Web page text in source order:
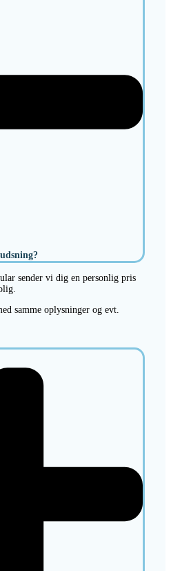
sender vi dig en personlig pris
samme oplysninger og evt.